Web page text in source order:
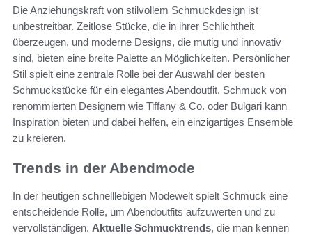
Die Anziehungskraft von stilvollem Schmuckdesign ist
unbestreitbar. Zeitlose Stücke, die in ihrer Schlichtheit
überzeugen, und moderne Designs, die mutig und innovativ
sind, bieten eine breite Palette an Möglichkeiten. Persönlicher
Stil spielt eine zentrale Rolle bei der Auswahl der besten
Schmuckstücke für ein elegantes Abendoutfit. Schmuck von
renommierten Designern wie Tiffany & Co. oder Bulgari kann
Inspiration bieten und dabei helfen, ein einzigartiges Ensemble
zu kreieren.
Trends in der Abendmode
In der heutigen schnelllebigen Modewelt spielt Schmuck eine
entscheidende Rolle, um Abendoutfits aufzuwerten und zu
vervollständigen. Aktuelle Schmucktrends, die man kennen